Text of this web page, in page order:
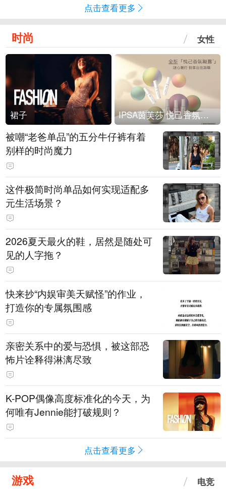
点击查看更多
时尚 女性
裙子 IPSA茵芙莎 悦己香氛凝露上市
被嘲“老爸单品”的五分牛仔裤有着
别样的时尚魔力
这件极简时尚单品如何实现适配多
元生活场景？
2026夏天最火的鞋，居然是随处可
见的人字拖？
快来抄“内娱审美天赋怪”的作业，
打造你的专属氛围感
亲密关系中的爱与恐惧，被这部恐
怖片诠释得淋漓尽致
K-POP偶像高度标准化的今天，为
何唯有Jennie能打破规则？
点击查看更多
游戏 电竞